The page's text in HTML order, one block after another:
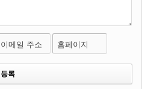
이메일 주소 홈페이지